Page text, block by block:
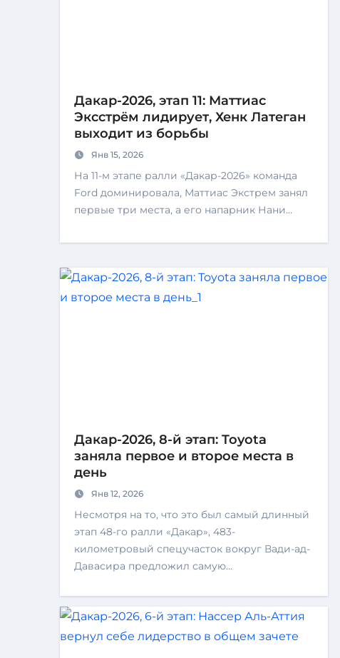
Дакар-2026, этап 11: Маттиас
Эксстрём лидирует, Хенк Латеган
выходит из борьбы
Янв 15, 2026
На 11-м этапе ралли «Дакар-2026» команда
Ford доминировала, Маттиас Экстрем занял
первые три места, а его напарник Нани…
Дакар-2026, 8-й этап: Toyota
заняла первое и второе места в
день
Янв 12, 2026
Несмотря на то, что это был самый длинный
этап 48-го ралли «Дакар», 483-
километровый спецучасток вокруг Вади-ад-
Давасира предложил самую…